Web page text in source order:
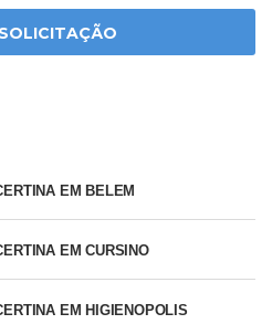
EM BELEM
EM CURSINO
EM HIGIENOPOLIS